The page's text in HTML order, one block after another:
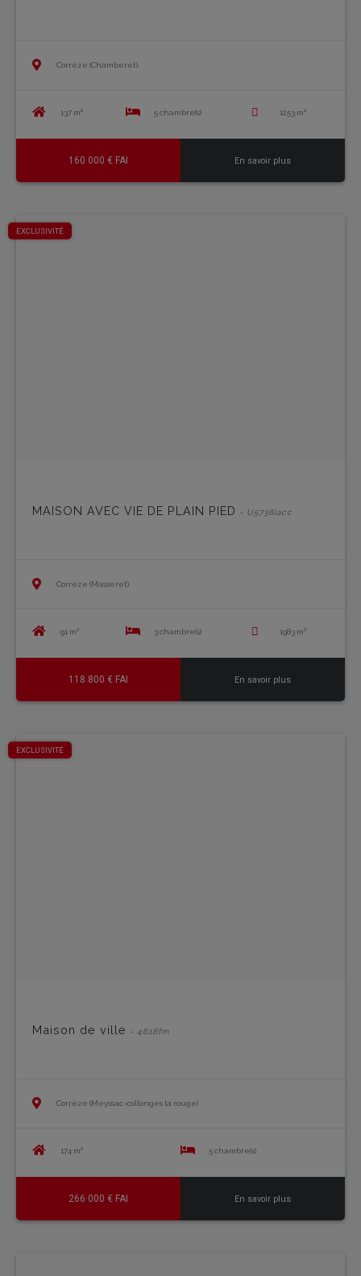
Corrèze (Chamberet)
137 m² 5 chambre(s) 1253 m²
160 000 € FAI En savoir plus
EXCLUSIVITÉ
MAISON AVEC VIE DE PLAIN PIED - U5738iacc
Corrèze (Masseret)
91 m² 3 chambre(s) 1983 m²
118 800 € FAI En savoir plus
EXCLUSIVITÉ
Maison de ville - 4618fm
Corrèze (Meyssac-collonges la rouge)
174 m² 5 chambre(s)
266 000 € FAI En savoir plus